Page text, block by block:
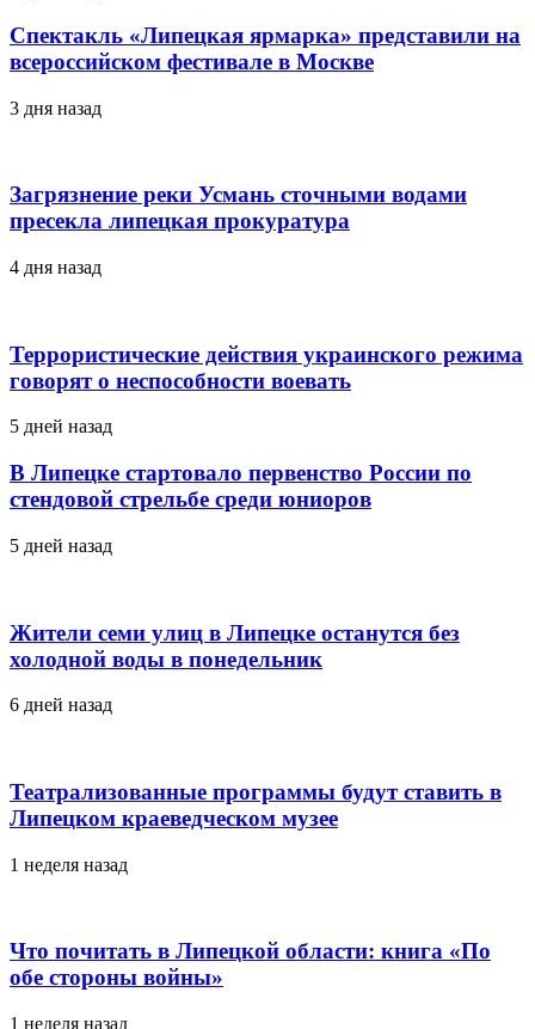
Спектакль «Липецкая ярмарка» представили на
всероссийском фестивале в Москве
3 дня назад
Загрязнение реки Усмань сточными водами
пресекла липецкая прокуратура
4 дня назад
Террористические действия украинского режима
говорят о неспособности воевать
5 дней назад
В Липецке стартовало первенство России по
стендовой стрельбе среди юниоров
5 дней назад
Жители семи улиц в Липецке останутся без
холодной воды в понедельник
6 дней назад
Театрализованные программы будут ставить в
Липецком краеведческом музее
1 неделя назад
Что почитать в Липецкой области: книга «По
обе стороны войны»
1 неделя назад